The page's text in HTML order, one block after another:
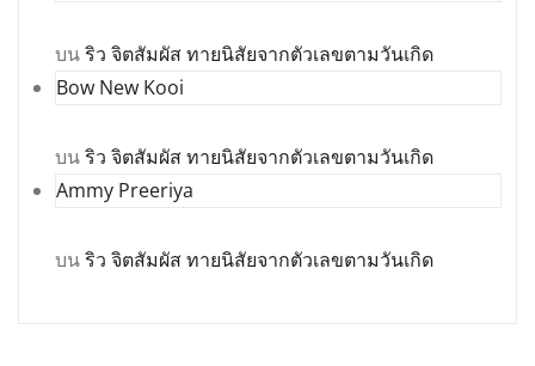
บนริว จิตสัมผัส ทายนิสัยจากตัวเลขตามวันเกิด
Bow New Kooi
บนริว จิตสัมผัส ทายนิสัยจากตัวเลขตามวันเกิด
Ammy Preeriya
บนริว จิตสัมผัส ทายนิสัยจากตัวเลขตามวันเกิด